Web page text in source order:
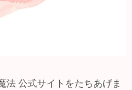
法 公式サイトをたちあげま